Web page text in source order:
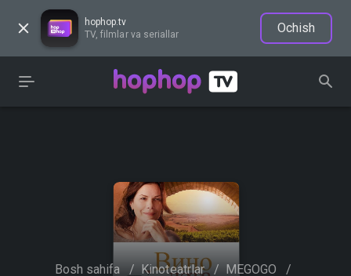
hophop.tv
TV, filmlar va seriallar
Ochish
Bosh sahifa / Kinoteatrlar / MEGOGO /